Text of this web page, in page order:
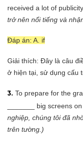
received a lot of
trở nên nổi tiếng và
Đáp án: A. if
Giải thích: Đây là câu
ở hiện tại, sử dụng cấu
3. To prepare for the
_______ big screens
nghiệp, chúng tôi đã
trên tường.)